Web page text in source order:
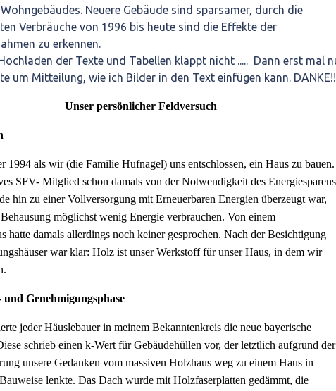
Neuere Gebäude sind sparsamer, durch die
Verbräuche von 1996 bis heute sind die Effekte der
zu erkennen.
der Texte und Tabellen klappt nicht ..... Dann erst mal
um Mitteilung, wie ich Bilder in den Text einfügen kann. DANKE!!
Unser persönlicher Feldversuch
1994 als wir (die Familie Hufnagel) uns entschlossen, ein Haus zu bauen.
SFV- Mitglied schon damals von der Notwendigkeit des Energiesparens
hin zu einer Vollversorgung mit Erneuerbaren Energien überzeugt war,
möglichst wenig Energie verbrauchen. Von einem
hatte damals allerdings noch keiner gesprochen. Nach der Besichtigung
war klar: Holz ist unser Werkstoff für unser Haus, in dem wir
und Genehmigungsphase
jeder Häuslebauer in meinem Bekanntenkreis die neue bayerische
schrieb einen k-Wert für Gebäudehüllen vor, der letztlich aufgrund der
unsere Gedanken vom massiven Holzhaus weg zu einem Haus in
lenkte. Das Dach wurde mit Holzfaserplatten gedämmt, die